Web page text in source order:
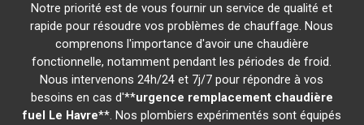
Notre priorité est de vous fournir un service de qualité et
rapide pour résoudre vos problèmes de chauffage. Nous
comprenons l'importance d'avoir une chaudière
fonctionnelle, notamment pendant les périodes de froid.
Nous intervenons 24h/24 et 7j/7 pour répondre à vos
besoins en cas d'**urgence remplacement chaudière
fuel Le Havre**. Nos plombiers expérimentés sont équipés